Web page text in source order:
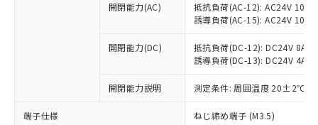
開閉能力(AC)
抵抗負荷(AC-12): AC24V 10A/
誘導負荷(AC-15): AC24V
開閉能力(DC)
抵抗負荷(DC-12): DC24V 8A/
誘導負荷(DC-13): DC24V 4A/
開閉能力説明 測定条件: 周囲温度 20±2℃、
端子仕様 ねじ締め端子 (M3.5)
ご利用条件
対応済み：EU RoHS指令（10物質）の
非含有に対応した製品が提供可能な商品で
対応予定：EU RoHS指令（10物質）の非含
有に対応した製品に切り替える予定のある
対応予定なし：EU RoHS指令（10物質）の